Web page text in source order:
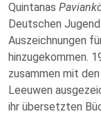
Quintanas
Deutschen
Auszeichnungen
hinzugekommen.
zusammen mit
Leeuwen
ihr übersetzten